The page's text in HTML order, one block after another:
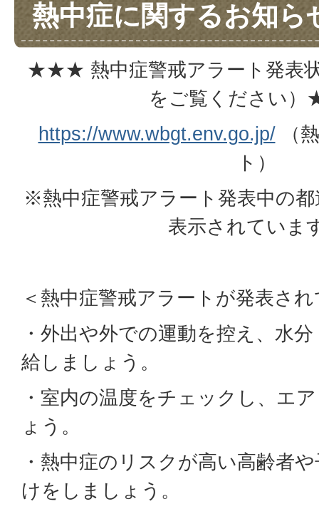
熱中症に関するお知ら
★★★ 熱中症警戒アラート発表
をご覧ください
https://www.wbgt.env.go.jp/（
ト）
※熱中症警戒アラート発表中の
表示されていま
＜熱中症警戒アラートが発表さ
・外出や外での運動を控え、水
給しましょう。
・室内の温度をチェックし、エ
ょう。
・熱中症のリスクが高い高齢者
けをしましょう。